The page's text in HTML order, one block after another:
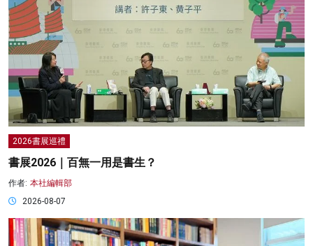
2026書展巡禮
書展2026｜百無一用是書生？
作者: 本社編輯部
2026-08-07